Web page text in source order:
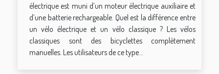
électrique est muni d’un moteur électrique auxiliaire et
d’une batterie rechargeable. Quel est la différence entre
un vélo électrique et un vélo classique ? Les vélos
classiques sont des bicyclettes complètement
manuelles. Les utilisateurs de ce type...